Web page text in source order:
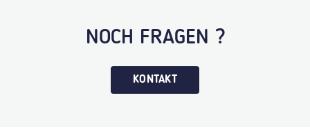
NOCH FRAGEN ?
KONTAKT